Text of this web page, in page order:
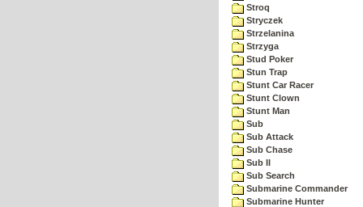
Stroq
Stryczek
Strzelanina
Strzyga
Stud Poker
Stun Trap
Stunt Car Racer
Stunt Clown
Stunt Man
Sub
Sub Attack
Sub Chase
Sub II
Sub Search
Submarine Commander
Submarine Hunter